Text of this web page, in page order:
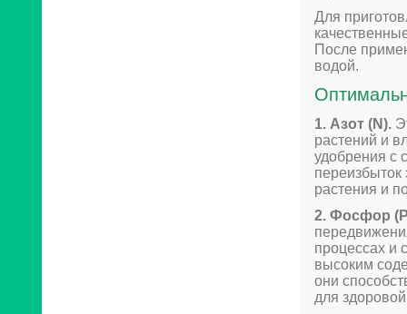
Для
После
водой.
1. Азот (N).
растений и
удобрения с
переизбыток
растения и
2. Фосфор
процессах и
высоким
они
для